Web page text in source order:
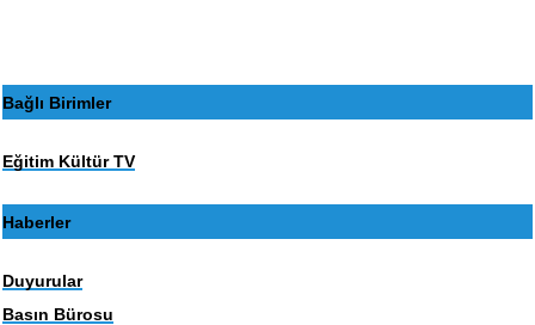
Bağlı Birimler
Eğitim Kültür TV
Haberler
Duyurular
Basın Bürosu